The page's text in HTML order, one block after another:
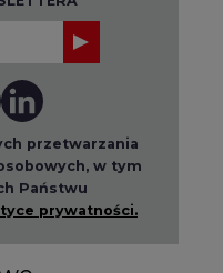
przetwarzania
w tym
Państwu
prywatności.